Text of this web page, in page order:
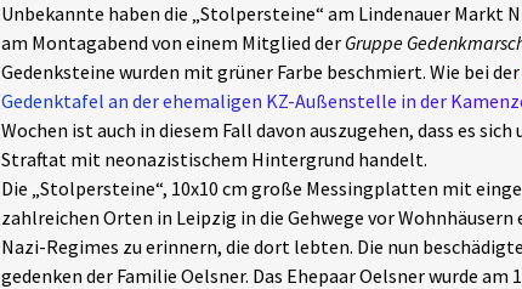
Unbekannte haben die „Stolpersteine“ am Lindenauer Markt
am Montagabend von einem Mitglied der Gruppe
Gedenksteine wurden mit grüner Farbe beschmiert. Wie bei der
Gedenktafel an der ehemaligen KZ-Außenstelle in der
Wochen ist auch in diesem Fall davon auszugehen, dass es
Straftat mit neonazistischem Hintergrund handelt.
Die „Stolpersteine“, 10x10 cm große Messingplatten mit
zahlreichen Orten in Leipzig in die Gehwege vor Wohnhäusern
Nazi-Regimes zu erinnern, die dort lebten. Die nun
gedenken der Familie Oelsner. Das Ehepaar Oelsner wurde am